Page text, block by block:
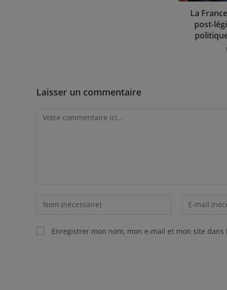
La
post-
Laisser un commentaire
Enregistrer mon nom, mon e-mail et mon site